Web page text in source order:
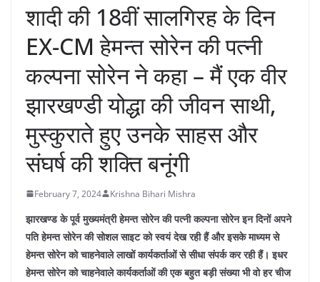
शादी की 18वीं सालगिरह के दिन
EX-CM हेमन्त सोरेन की पत्नी
कल्पना सोरेन ने कहा – मैं एक वीर
झारखण्डी योद्धा की जीवन साथी,
मुस्कुराते हुए उनके साहस और
संघर्ष की शक्ति बनूंगी
February 7, 2024 Krishna Bihari Mishra
झारखण्ड के पूर्व मुख्यमंत्री हेमन्त सोरेन की पत्नी कल्पना सोरेन इन दिनों अपने
पति हेमन्त सोरेन की सोशल साइट को स्वयं देख रही हैं और इसके माध्यम से
हेमन्त सोरेन को चाहनेवाले लाखों कार्यकर्ताओं से सीधा संपर्क कर रही हैं। इधर
हेमन्त सोरेन को चाहनेवाले कार्यकर्ताओं की एक बहुत बड़ी संख्या भी वो हर चीज